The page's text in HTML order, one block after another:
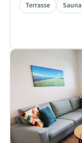
Terrasse Sauna